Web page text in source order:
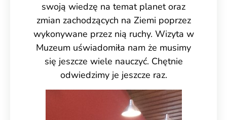
swoją wiedzę na temat planet oraz
zmian zachodzących na Ziemi poprzez
wykonywane przez nią ruchy. Wizyta w
Muzeum uświadomiła nam że musimy
się jeszcze wiele nauczyć. Chętnie
odwiedzimy je jeszcze raz.